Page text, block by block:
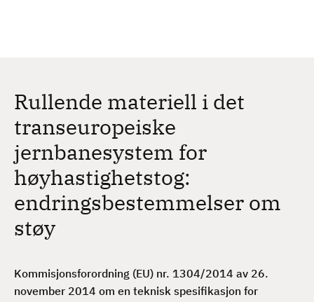
Rullende materiell i det
transeuropeiske
jernbanesystem for
høyhastighetstog:
endringsbestemmelser om
støy
Kommisjonsforordning (EU) nr. 1304/2014 av 26.
november 2014 om en teknisk spesifikasjon for